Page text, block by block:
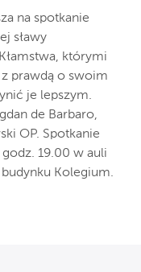
na spotkanie
sławy
którymi
prawdą o swoim
je lepszym.
de Barbaro,
OP. Spotkanie
19.00 w auli
Kolegium.